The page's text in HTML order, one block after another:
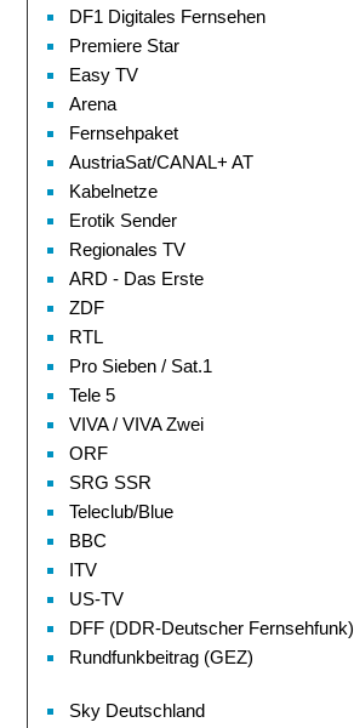
DF1 Digitales Fernsehen
Premiere Star
Easy TV
Arena
Fernsehpaket
AustriaSat/CANAL+ AT
Kabelnetze
Erotik Sender
Regionales TV
ARD - Das Erste
ZDF
RTL
Pro Sieben / Sat.1
Tele 5
VIVA / VIVA Zwei
ORF
SRG SSR
Teleclub/Blue
BBC
ITV
US-TV
DFF (DDR-Deutscher Fernsehfunk)
Rundfunkbeitrag (GEZ)
Sky Deutschland